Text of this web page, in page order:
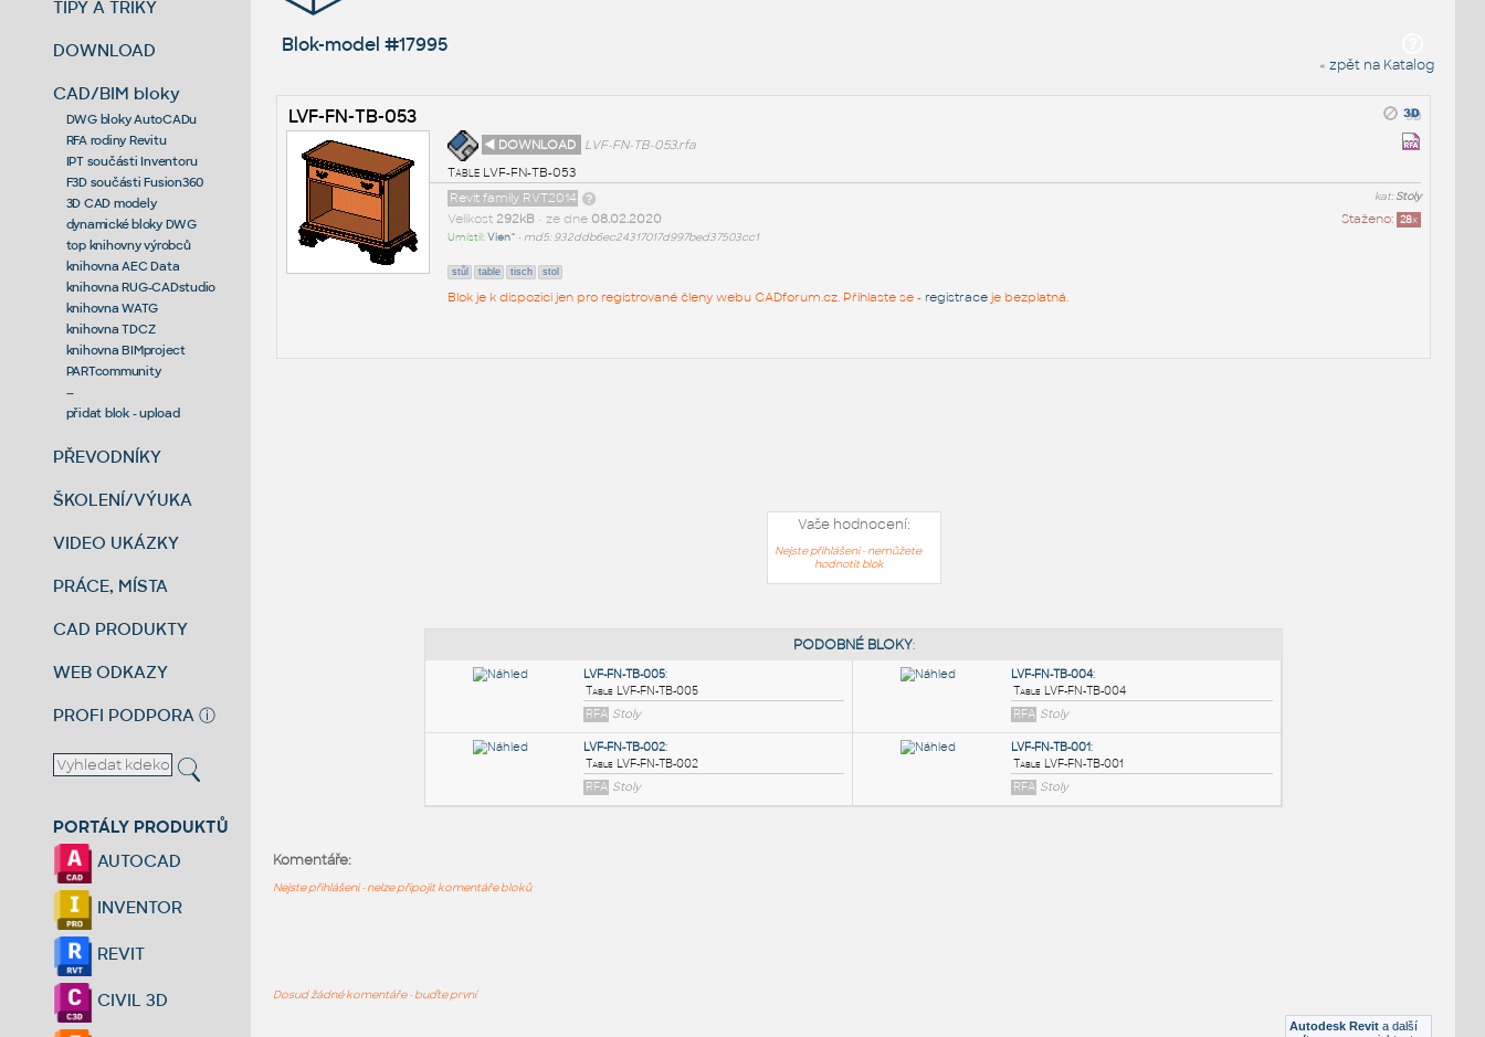
TIPY A TRIKY
DOWNLOAD
CAD/BIM bloky
DWG bloky AutoCADu
RFA rodiny Revitu
IPT součásti Inventoru
F3D součásti Fusion360
3D CAD modely
dynamické bloky DWG
top knihovny výrobců
knihovna AEC Data
knihovna RUG-CADstudio
knihovna WATG
knihovna TDCZ
knihovna BIMproject
PARTcommunity
--
přidat blok - upload
PŘEVODNÍKY
ŠKOLENÍ/VÝUKA
VIDEO UKÁZKY
PRÁCE, MÍSTA
CAD PRODUKTY
WEB ODKAZY
PROFI PODPORA ⓘ
PORTÁLY PRODUKTŮ
AUTOCAD
INVENTOR
REVIT
CIVIL 3D
Blok-model #17995
« zpět na Katalog
LVF-FN-TB-053
◄ DOWNLOAD
LVF-FN-TB-053.rfa
Table LVF-FN-TB-053
kat:Stoly
Revit family RVT2014
Staženo: 28x
Velikost 292kB• ze dne 08.02.2020
Umístil:Vien^ • md5: 932ddb6ec24317017d997bed37503cc1
stůl table tisch stol
Blok je k dispozici jen pro registrované členy webu CADforum.cz. Přihlaste se - registraceje bezplatná.
Vaše hodnocení:
Nejste přihlášeni - nemůžete
hodnotit blok
Autodesk Revit a další
Komentáře:
Nejste přihlášeni - nelze připojit komentáře bloků
Dosud žádné komentáře - buďte první